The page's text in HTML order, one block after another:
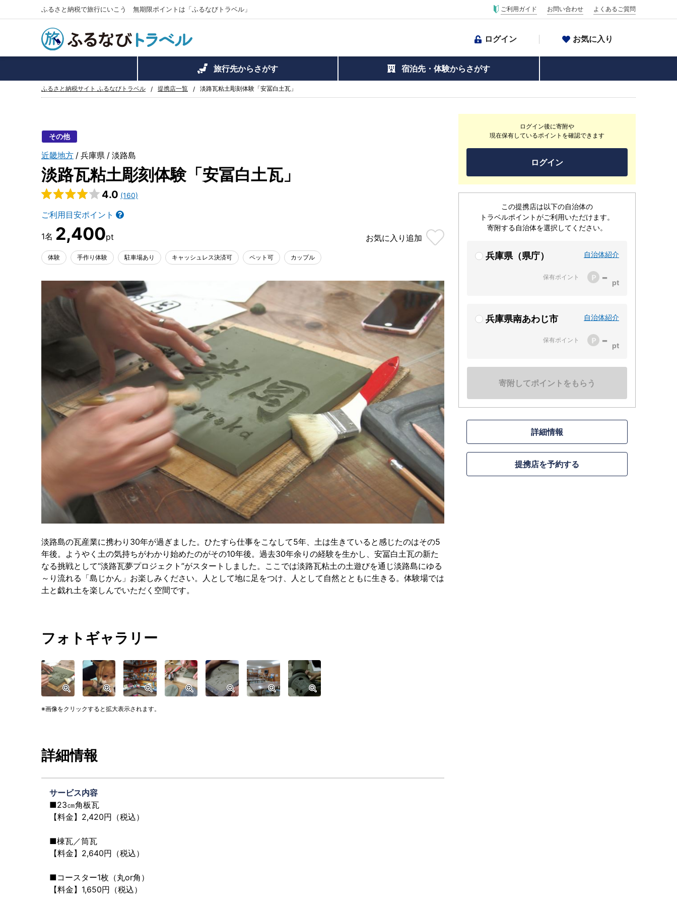
ふるさと納税で旅行にいこう 無期限ポイントは「ふるなびトラベル」 ご利用ガイド お問い合わせ よくあるご質問
ログイン お気に入り
旅行先からさがす 宿泊先・体験からさがす
ふるさと納税サイト ふるなびトラベル 提携店一覧 淡路瓦粘土彫刻体験「安冨白土瓦」
その他
近畿地方 兵庫県 淡路島
淡路瓦粘土彫刻体験「安冨白土瓦」
4.0 (160)
ご利用目安ポイント
2,400 お気に入り 追加
体験 手作り体験 駐車場あり キャッシュレス決済可 ペット可 カップル
ログイン後に寄附や
現在保有しているポイントを確認できます
ログイン
この提携店は以下の自治体の
トラベルポイントがご利用いただけます。
寄附する自治体を選択してください。
兵庫県（県庁） 自治体紹介
保有ポイント -
兵庫県南あわじ市 自治体紹介
保有ポイント -
寄附してポイントをもらう
詳細情報
提携店を予約する
淡路島の瓦産業に携わり30年が過ぎました。ひたすら仕事をこなして5年、土は生きていると感じたのはその5
年後。ようやく土の気持ちがわかり始めたのがその10年後。過去30年余りの経験を生かし、安冨白土瓦の新た
なる挑戦として“淡路瓦夢プロジェクト”がスタートしました。ここでは淡路瓦粘土の土遊びを通じ淡路島にゆる
～り流れる「島じかん」お楽しみください。人として地に足をつけ、人として自然とともに生きる。体験場では
土と戯れ土を楽しんでいただく空間です。
フォトギャラリー
画像をクリックすると拡大表示されます。
詳細情報
サービス内容
■23㎝角板瓦
【料金】2,420円（税込）
■棟瓦／筒瓦
【料金】2,640円（税込）
■コースター1枚（丸or角）
【料金】1,650円（税込）